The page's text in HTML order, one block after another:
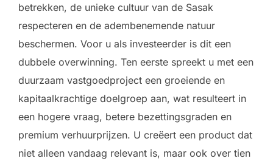
betrekken, de unieke cultuur van de Sasak
respecteren en de adembenemende natuur
beschermen. Voor u als investeerder is dit een
dubbele overwinning. Ten eerste spreekt u met een
duurzaam vastgoedproject een groeiende en
kapitaalkrachtige doelgroep aan, wat resulteert in
een hogere vraag, betere bezettingsgraden en
premium verhuurprijzen. U creëert een product dat
niet alleen vandaag relevant is, maar ook over tien